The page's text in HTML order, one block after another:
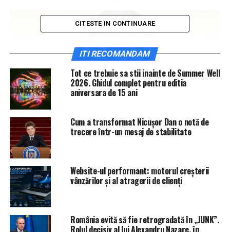
DEZVĂLUIRILE 7 IAȘI:
Costel Alexe este unicul proprietar al apartamentului
din strada Ion Creangă nr.53 deși era căsătorit atunci
când l-a achiziționat. Asta deoarece Alexe și soția sa au
convenit să dețină proprietățile ”sub regimul separației
CITESTE IN CONTINUARE
ITI RECOMANDAM
Tot ce trebuie sa stii inainte de Summer Well
2026. Ghidul complet pentru editia
aniversara de 15 ani
Cum a transformat Nicușor Dan o notă de
trecere într-un mesaj de stabilitate
Website-ul performant: motorul creșterii
vânzărilor și al atragerii de clienți
România evită să fie retrogradată în „JUNK”.
Rolul decisiv al lui Alexandru Nazare, în